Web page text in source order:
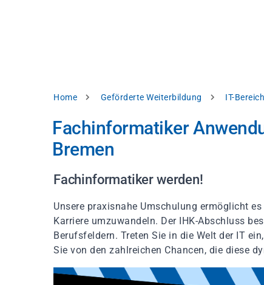
Pfadnavigation
Home Geförderte Weiterbildung IT-Bereich
Fachinformatiker
Bremen
Fachinformatiker werden!
Unsere praxisnahe Umschulung ermöglicht
Karriere umzuwandeln. Der IHK-Abschluss
Berufsfeldern. Treten Sie in die Welt der IT
Sie von den zahlreichen Chancen, die diese
Einstellungen
Datenschutzhinweis